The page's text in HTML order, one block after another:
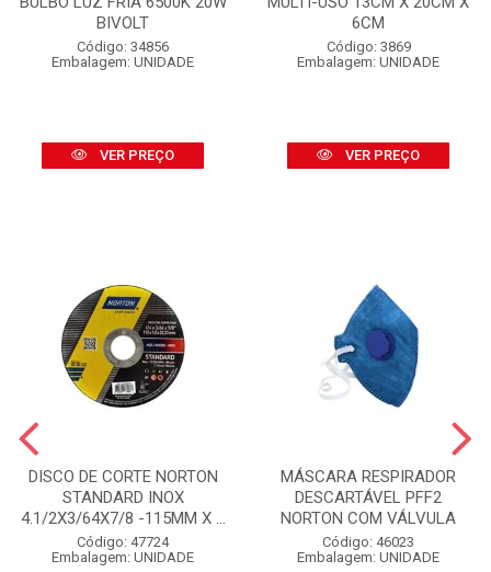
BIVOLT
Código: 34856
Embalagem: UNIDADE
VER PREÇO
6CM
Código: 3869
Embalagem: UNIDADE
VER PREÇO
DISCO DE CORTE NORTON
STANDARD INOX
4.1/2X3/64X7/8 -115MM X ...
Código: 47724
Embalagem: UNIDADE
MÁSCARA RESPIRADOR
DESCARTÁVEL PFF2
NORTON COM VÁLVULA
Código: 46023
Embalagem: UNIDADE